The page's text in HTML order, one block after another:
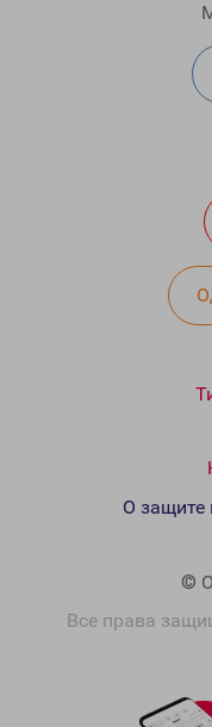
©
Все права
О защите